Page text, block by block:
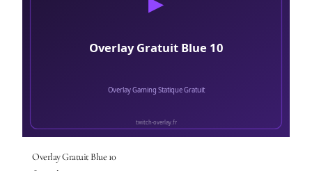
Overlay Gratuit Blue 10